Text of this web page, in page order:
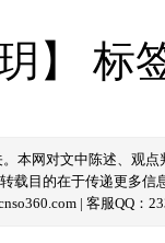
】 标
本网对文中陈述、观
载目的在于传递更多
| 客服QQ：